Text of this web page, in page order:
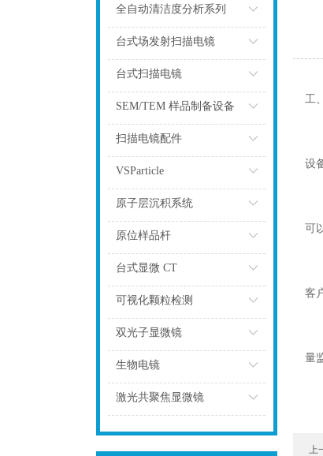
全自动清洁度分析系列
点击
台式场发射扫描电镜
台式扫描电镜
点击
SEM/TEM 样品制备设备
扫描电镜配件
VSParticle
原子层沉积系统
原位样品杆
台式显微 CT
可视化颗粒检测
双光子显微镜
生物电镜
点击
激光共聚焦显微镜
工
设
可
客
量
上